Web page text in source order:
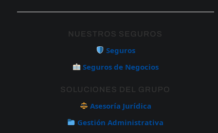
NUESTROS SEGUROS
Seguros
Seguros de Negocios
SOLUCIONES DEL GRUPO
Asesoría Jurídica
Gestión Administrativa